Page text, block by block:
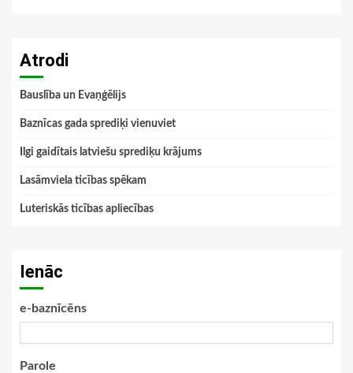
Atrodi
Bauslība un Evaņģēlijs
Baznīcas gada sprediķi vienuviet
Ilgi gaidītais latviešu sprediķu krājums
Lasāmviela ticības spēkam
Luteriskās ticības apliecības
Ienāc
e-baznīcēns
Parole